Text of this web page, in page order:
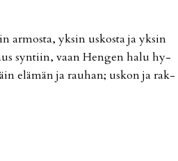
ar­mos­ta, yk­sin us­kos­ta ja yk­sin
syn­tiin, vaan Hen­gen halu hy­
elä­män ja rau­han; us­kon ja rak­